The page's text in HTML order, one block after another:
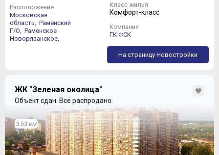
Расположение
Московская
область,
Раменский
Г/О,
Раменское
Новорязанское,
Класс жилья
Комфорт-класс
Компания
ГК ФСК
На страницу Новостройки
ЖК "Зеленая околица"
Объект сдан. Всё распродано.
3.53 км